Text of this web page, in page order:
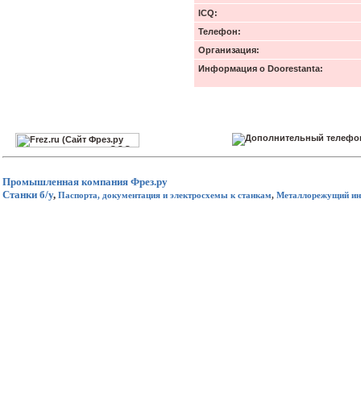
ICQ:
Телефон:
Организация:
Информация о Doorestanta:
Промышленная компания Фрез.ру
Станки б/у, Паспорта, документация и электросхемы к станкам, Металлорежущий